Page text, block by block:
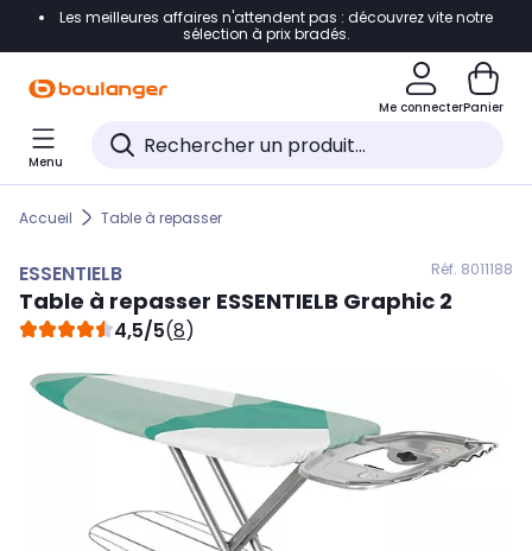
Accéder directement à la navigation
Accéder directement au pied de page
Accéder directement au chatbot
Les meilleures affaires n'attendent pas : découvrez vite notre
sélection à prix bradés.
Me connecterPanier
Menu
Accueil Table à repasser
ESSENTIELB Réf. 8011188
Table à repasser ESSENTIELB Graphic 2
4,5/5(8)